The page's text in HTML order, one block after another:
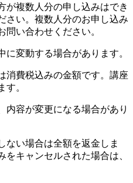
が複数人分の申し込みはでき
さい。複数人分のお申し込み
問い合わせください。
変動する場合があります。
消費税込みの金額です。講座
す。
容が変更になる場合があり
い場合は全額を返金しま
キャンセルされた場合は、